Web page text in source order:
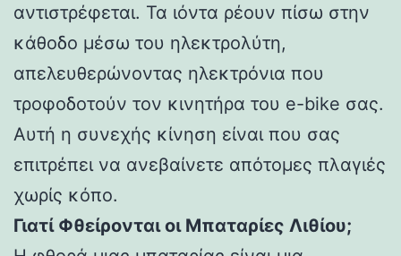
αντιστρέφεται. Τα ιόντα ρέουν πίσω στην
κάθοδο μέσω του ηλεκτρολύτη,
απελευθερώνοντας ηλεκτρόνια που
τροφοδοτούν τον κινητήρα του e-bike σας.
Αυτή η συνεχής κίνηση είναι που σας
επιτρέπει να ανεβαίνετε απότομες πλαγιές
χωρίς κόπο.
Γιατί Φθείρονται οι Μπαταρίες Λιθίου;